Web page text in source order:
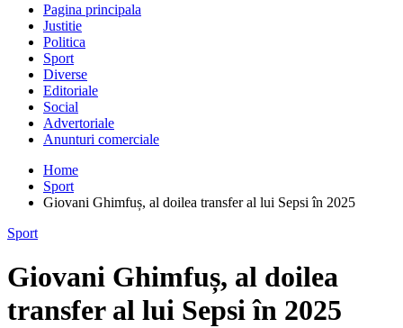
Pagina principala
Justitie
Politica
Sport
Diverse
Editoriale
Social
Advertoriale
Anunturi comerciale
Home
Sport
Giovani Ghimfuș, al doilea transfer al lui Sepsi în 2025
Sport
Giovani Ghimfuș, al doilea
transfer al lui Sepsi în 2025